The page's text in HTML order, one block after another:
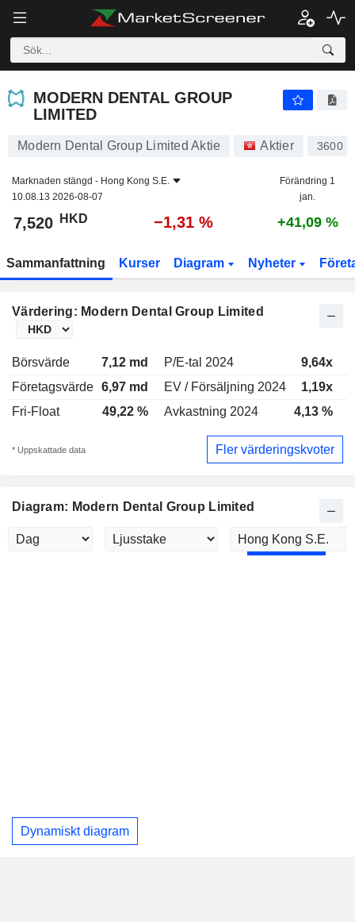
MODERN DENTAL GROUP
LIMITED
Modern Dental Group Limited Aktie Aktier 3600
Marknaden stängd - Hong Kong S.E.
10.08.13 2026-08-07
Förändring 1
jan.
7,520 HKD −1,31 % +41,09 %
Sammanfattning Kurser Diagram Nyheter
Värdering: Modern Dental Group Limited
Börsvärde 7,12 md P/E-tal 2024 9,64x
Företagsvärde 6,97 md EV / Försäljning 2024 1,19x
Fri-Float
49,22 % Avkastning 2024 4,13 %
* Uppskattade data Fler värderingskvoter
Diagram: Modern Dental Group Limited
Dynamiskt diagram